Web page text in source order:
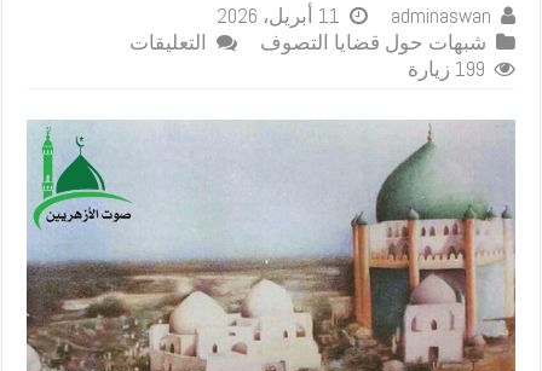
adminaswan
11 أبريل، 2026
شبهات حول قضايا التصوف
التعليقات
من
يزعم
بأن
الصلاة
فى
مسجد
به
ضريح
باطلة
مغلقة
199 زيارة